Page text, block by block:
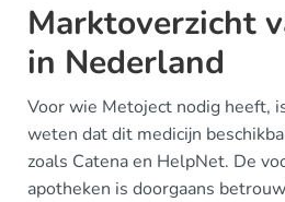
Marktoverzicht
in Nederland
Voor wie Metoject nodig heeft,
weten dat dit medicijn
zoals Catena en HelpNet. De
apotheken is doorgaans